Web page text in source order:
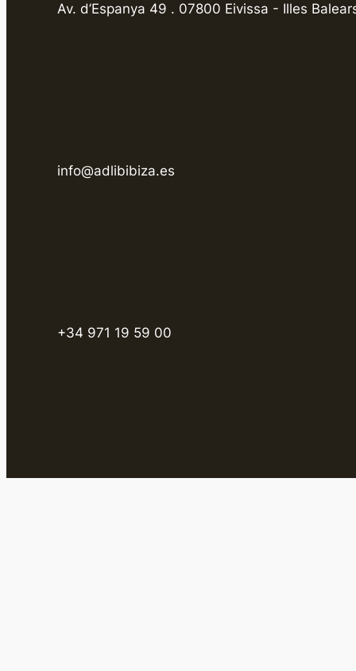
Av. d’Espanya 49 . 07800 Eivissa - Illes
info@adlibibiza.es
+34 971 19 59 00